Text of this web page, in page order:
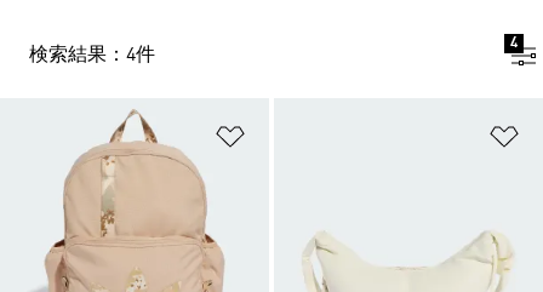
検索結果：4件
4